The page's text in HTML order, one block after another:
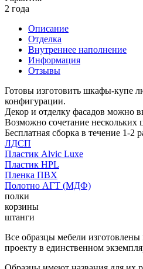
2 года
Описание
Отделка
Внутреннее наполнение
Информация
Отзывы
Готовы изготовить шкафы-купе
конфигурации.
Декор и отделку фасадов можно
Возможно сочетание нескольких
Бесплатная сборка в течение 1-2
ЛДСП
Пластик Alvic Luxe
Пластик HPL
Пленка ПВХ
Полотно АГТ (МДФ)
полки
корзины
штанги
Все образцы мебели
проекту в единственном